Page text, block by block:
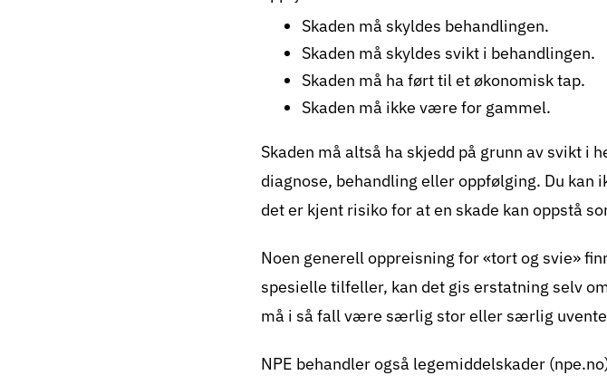
Skaden må skyldes behandlingen.
Skaden må skyldes svikt i behandlingen.
Skaden må ha ført til et økonomisk tap.
Skaden må ikke være for gammel.
Skaden må altså ha skjedd på grunn av svikt i
diagnose, behandling eller oppfølging. Du kan
det er kjent risiko for at en skade kan oppstå
Noen generell oppreisning for «tort og svie»
spesielle tilfeller, kan det gis erstatning selv
må i så fall være særlig stor eller særlig
NPE behandler også legemiddelskader